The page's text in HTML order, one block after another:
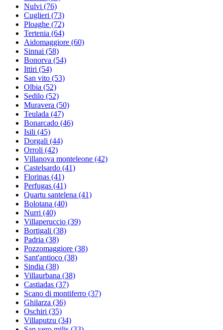
Nulvi (76)
Cuglieri (73)
Ploaghe (72)
Tertenia (64)
Aidomaggiore (60)
Sinnai (58)
Bonorva (54)
Ittiri (54)
San vito (53)
Olbia (52)
Sedilo (52)
Muravera (50)
Teulada (47)
Bonarcado (46)
Isili (45)
Dorgali (44)
Orroli (42)
Villanova monteleone (42)
Castelsardo (41)
Florinas (41)
Perfugas (41)
Quartu santelena (41)
Bolotana (40)
Nurri (40)
Villaperuccio (39)
Bortigali (38)
Padria (38)
Pozzomaggiore (38)
Sant'antioco (38)
Sindia (38)
Villaurbana (38)
Castiadas (37)
Scano di montiferro (37)
Ghilarza (36)
Oschiri (35)
Villaputzu (34)